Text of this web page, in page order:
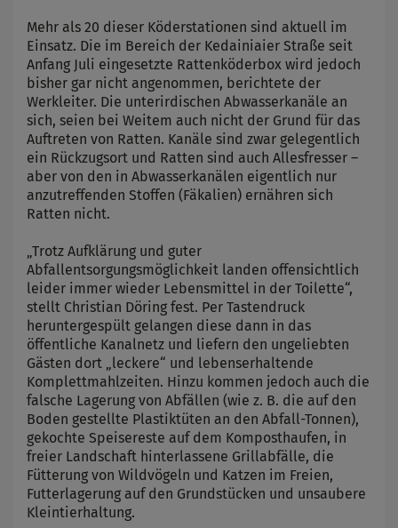
Mehr als 20 dieser Köderstationen sind aktuell im
Einsatz. Die im Bereich der Kedainiaier Straße seit
Anfang Juli eingesetzte Rattenköderbox wird jedoch
bisher gar nicht angenommen, berichtete der
Werkleiter. Die unterirdischen Abwasserkanäle an
sich, seien bei Weitem auch nicht der Grund für das
Auftreten von Ratten. Kanäle sind zwar gelegentlich
ein Rückzugsort und Ratten sind auch Allesfresser –
aber von den in Abwasserkanälen eigentlich nur
anzutreffenden Stoffen (Fäkalien) ernähren sich
Ratten nicht.
„Trotz Aufklärung und guter
Abfallentsorgungsmöglichkeit landen offensichtlich
leider immer wieder Lebensmittel in der Toilette“,
stellt Christian Döring fest. Per Tastendruck
heruntergespült gelangen diese dann in das
öffentliche Kanalnetz und liefern den ungeliebten
Gästen dort „leckere“ und lebenserhaltende
Komplettmahlzeiten. Hinzu kommen jedoch auch die
falsche Lagerung von Abfällen (wie z. B. die auf den
Boden gestellte Plastiktüten an den Abfall-Tonnen),
gekochte Speisereste auf dem Komposthaufen, in
freier Landschaft hinterlassene Grillabfälle, die
Fütterung von Wildvögeln und Katzen im Freien,
Futterlagerung auf den Grundstücken und unsaubere
Kleintierhaltung.